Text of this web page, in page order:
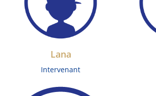
Lana
Intervenant